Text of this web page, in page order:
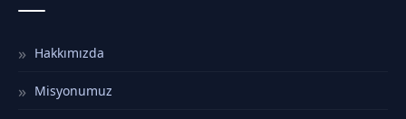
Hakkımızda
Misyonumuz